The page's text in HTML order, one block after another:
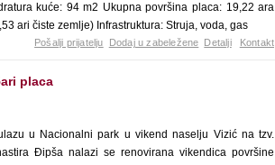
kuće: 94 m2 Ukupna površina placa: 19,22 ara
ari čiste zemlje) Infrastruktura: Struja, voda, gas
Pošalji prijatelju Dodaj u zabeležene Detalji Kontakt
placa
u Nacionalni park u vikend naselju Vizić na tzv.
Đipša nalazi se renovirana vikendica površine